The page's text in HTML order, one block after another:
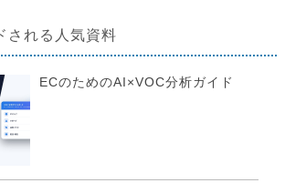
される人気資料
ECのためのAI×VOC分析ガイド